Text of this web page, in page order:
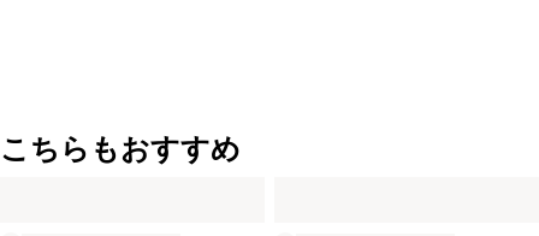
こちらもおすすめ